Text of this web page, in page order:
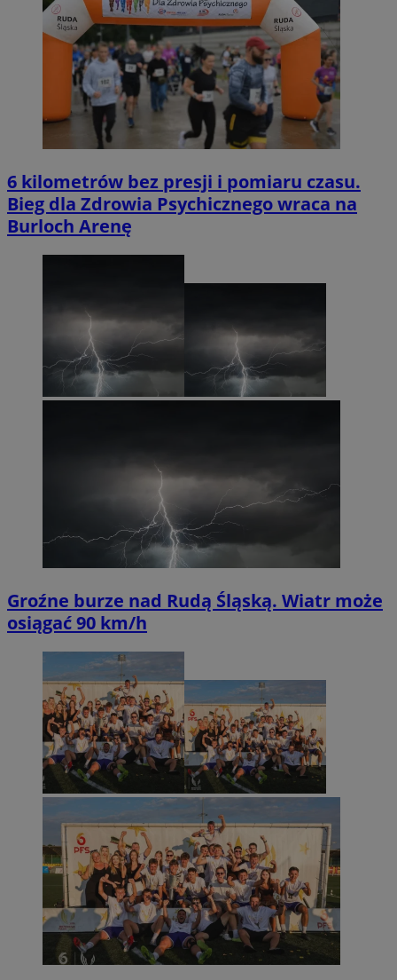
6 kilometrów bez presji i pomiaru czasu.
Bieg dla Zdrowia Psychicznego wraca na
Burloch Arenę
Groźne burze nad Rudą Śląską. Wiatr może
osiągać 90 km/h